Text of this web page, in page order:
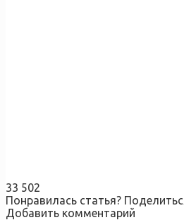
33 502
Понравилась статья?
Добавить комментарий